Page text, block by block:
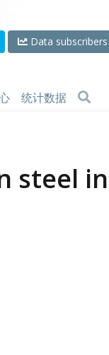
Data subscribers
统计数据
steel